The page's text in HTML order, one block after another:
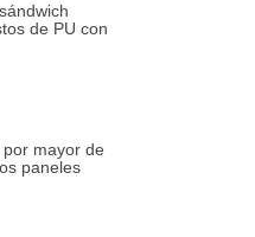
de PU con
y
por mayor de
paneles
de